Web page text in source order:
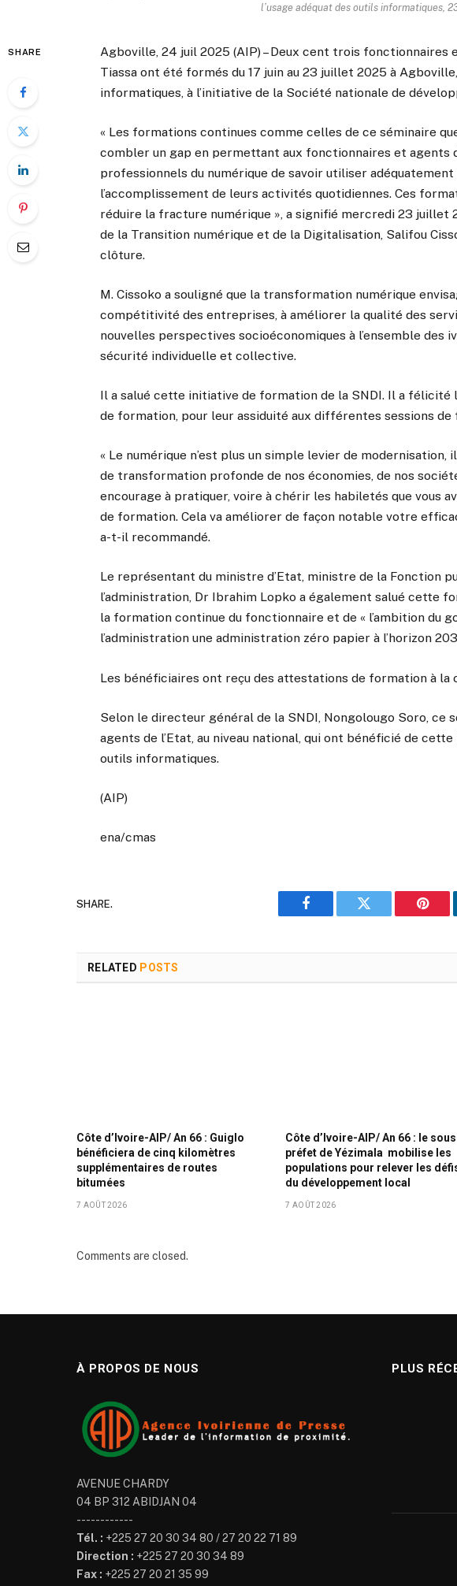
l’usage adéquat des outils informatiques,
SHARE
Agboville, 24 juil 2025 (AIP) – Deux cent trois fonctionnaires
Tiassa ont été formés du 17 juin au 23 juillet 2025 à
informatiques, à l’initiative de la Société nationale de
« Les formations continues comme celles de ce séminaire
combler un gap en permettant aux fonctionnaires et agents
professionnels du numérique de savoir utiliser
l’accomplissement de leurs activités quotidiennes. Ces
réduire la fracture numérique », a signifié mercredi 23
de la Transition numérique et de la Digitalisation, Salifou
clôture.
M. Cissoko a souligné que la transformation numérique
compétitivité des entreprises, à améliorer la qualité des
nouvelles perspectives socioéconomiques à l’ensemble des
sécurité individuelle et collective.
Il a salué cette initiative de formation de la SNDI. Il a félicité
de formation, pour leur assiduité aux différentes sessions de
« Le numérique n’est plus un simple levier de
de transformation profonde de nos économies, de nos
encourage à pratiquer, voire à chérir les habiletés que vous
de formation. Cela va améliorer de façon notable votre
a-t-il recommandé.
Le représentant du ministre d’Etat, ministre de la Fonction
l’administration, Dr Ibrahim Lopko a également salué cette
la formation continue du fonctionnaire et de « l’ambition du
l’administration une administration zéro papier à l’horizon
Les bénéficiaires ont reçu des attestations de formation à la
Selon le directeur général de la SNDI, Nongolougo Soro, ce
agents de l’Etat, au niveau national, qui ont bénéficié de cette
outils informatiques.
(AIP)
ena/cmas
SHARE.
Facebook Twitter
RELATED POSTS
Côte d’Ivoire-AIP/ An 66 : Guiglo
bénéficiera de cinq kilomètres
supplémentaires de routes
bitumées
7 AOÛT 2026
Côte d’Ivoire-AIP/ An 66 : le
préfet de Yézimala mobilise les
populations pour relever les
du développement local
7 AOÛT 2026
Comments are closed.
À PROPOS DE NOUS
AVENUE CHARDY
04 BP 312 ABIDJAN 04
------------
Tél. : +225 27 20 30 34 80 / 27 20 22 71 89
Direction : +225 27 20 30 34 89
Fax : +225 27 20 21 35 99
PLUS